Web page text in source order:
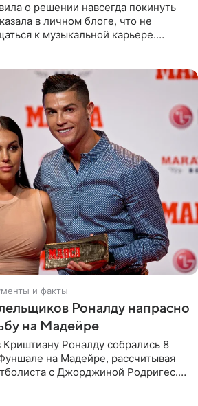
о решении навсегда покинуть
в личном блоге, что не
к музыкальной карьере.
и факты
Роналду напрасно
на Мадейре
Роналду собрались 8
на Мадейре, рассчитывая
с Джорджиной Родригес.